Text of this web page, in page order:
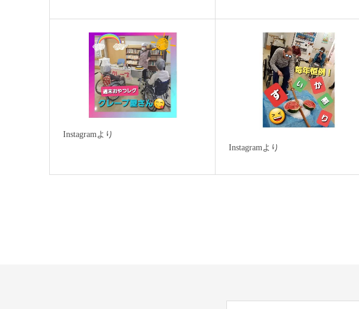
Instagramより
Instagramより